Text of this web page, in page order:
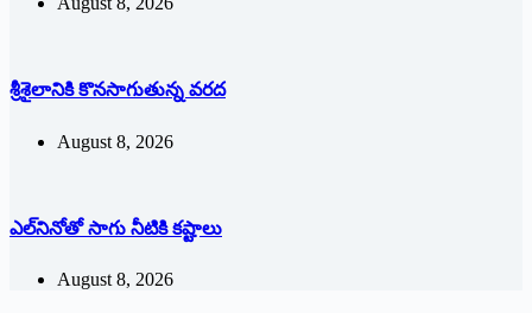
శ్రీశైలానికి కొనసాగుతున్న వరద
August 8, 2026
ఎల్‌నినోతో సాగు నీటికి కష్టాలు
August 8, 2026